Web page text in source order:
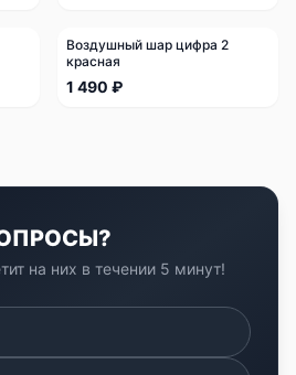
Воздушный шар цифра 2
красная
1 490 ₽
на них в течении 5 минут!